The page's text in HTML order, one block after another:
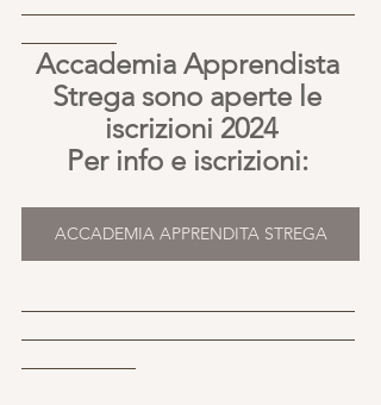
Accademia Apprendista
Strega sono aperte le
iscrizioni 2024
Per info e iscrizioni:
ACCADEMIA APPRENDITA STREGA